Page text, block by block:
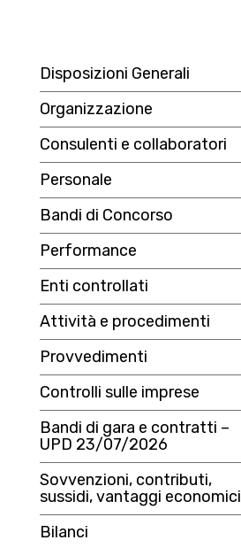
Disposizioni Generali
Organizzazione
Consulenti e collaboratori
Personale
Bandi di Concorso
Performance
Enti controllati
Attività e procedimenti
Provvedimenti
Controlli sulle imprese
Bandi di gara e contratti –
UPD 23/07/2026
Sovvenzioni, contributi,
sussidi, vantaggi economici
Bilanci